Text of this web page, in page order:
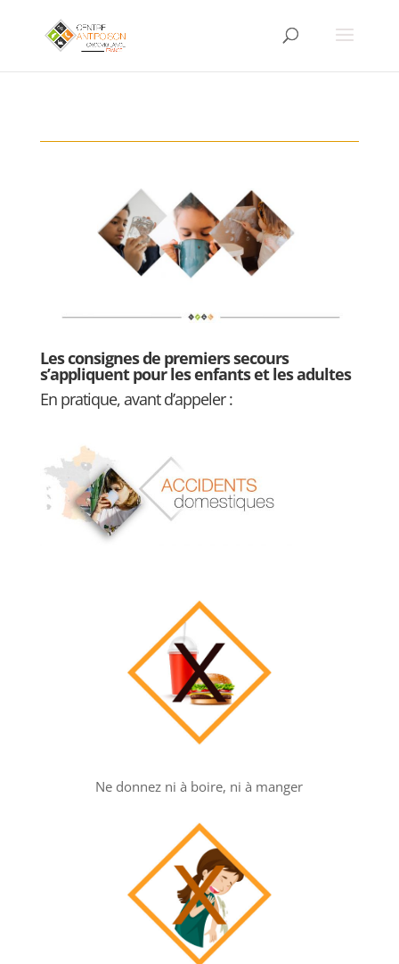
Les consignes de premiers secours
s’appliquent pour les enfants et les adultes
En pratique, avant d’appeler :
Ne donnez ni à boire, ni à manger